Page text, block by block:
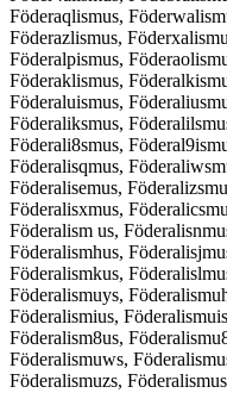
Föderaqlismus,
Föderazlismus,
Föderalpismus,
Föderaklismus,
Föderaluismus,
Föderaliksmus,
Föderali8smus,
Föderalisqmus,
Föderalisemus,
Föderalisxmus,
Föderalism us,
Föderalismhus,
Föderalismkus,
Föderalismuys,
Föderalismius,
Föderalism8us,
Föderalismuws,
Föderalismuzs,